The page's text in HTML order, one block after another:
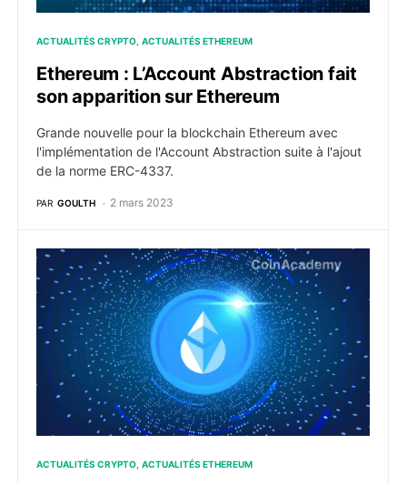
ACTUALITÉS CRYPTO ACTUALITÉS ETHEREUM
Ethereum : L’Account Abstraction fait
son apparition sur Ethereum
Grande nouvelle pour la blockchain Ethereum avec
l'implémentation de l'Account Abstraction suite à l'ajout
de la norme ERC-4337.
PAR GOULTH 2 mars 2023
Lido active une limite après une journée record de
ACTUALITÉS CRYPTO ACTUALITÉS ETHEREUM